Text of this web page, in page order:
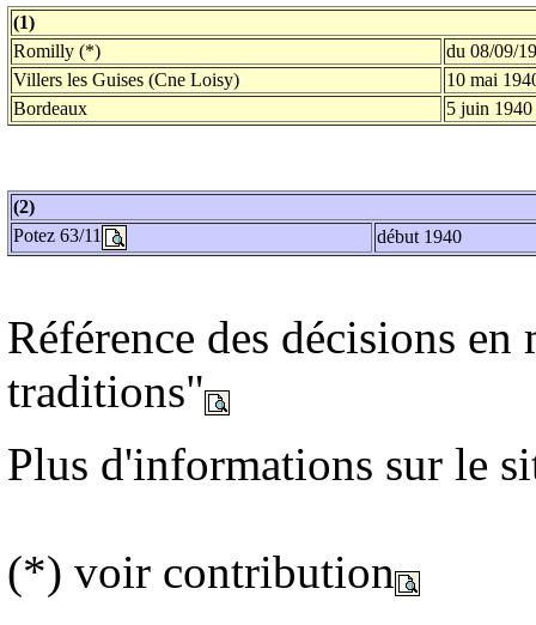
(1)
Romilly (*)
du 08/09/
Villers les Guises (Cne Loisy)
10 mai
Bordeaux
5 juin 1940
(2)
Potez 63/11
début 1940
Référence des décisions
traditions"
Plus d'informations sur le
(*) voir contribution